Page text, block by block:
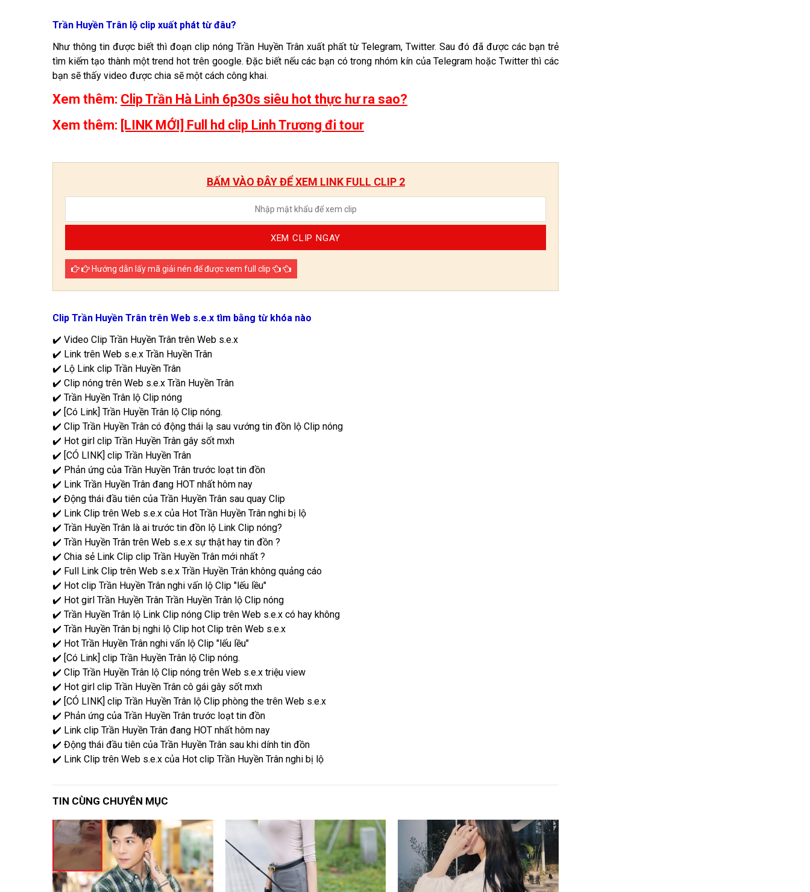
Trần Huyền Trân lộ clip xuất phát từ đâu?
Như thông tin được biết thì đoạn clip nóng Trần Huyền Trân xuất phất từ Telegram, Twitter. Sau đó đã được các bạn trẻ
tìm kiếm tạo thành một trend hot trên google. Đặc biết nếu các bạn có trong nhóm kín của Telegram hoặc Twitter thì các
bạn sẽ thấy video được chia sẽ một cách công khai.
Xem thêm: Clip Trần Hà Linh 6p30s siêu hot thực hư ra sao?
Xem thêm: [LINK MỚI] Full hd clip Linh Trương đi tour
BẤM VÀO ĐÂY ĐỂ XEM LINK FULL CLIP 2
XEM CLIP NGAY
Hướng dẫn lấy mã giải nén để được xem full clip
Clip Trần Huyền Trân trên Web s.e.x tìm bằng từ khóa nào
✔️ Video Clip Trần Huyền Trân trên Web s.e.x
✔️ Link trên Web s.e.x Trần Huyền Trân
✔️ Lộ Link clip Trần Huyền Trân
✔️ Clip nóng trên Web s.e.x Trần Huyền Trân
✔️ Trần Huyền Trân lộ Clip nóng
✔️ [Có Link] Trần Huyền Trân lộ Clip nóng.
✔️ Clip Trần Huyền Trân có động thái lạ sau vướng tin đồn lộ Clip nóng
✔️ Hot girl clip Trần Huyền Trân gây sốt mxh
✔️ [CÓ LINK] clip Trần Huyền Trân
✔️ Phản ứng của Trần Huyền Trân trước loạt tin đồn
✔️ Link Trần Huyền Trân đang HOT nhất hôm nay
✔️ Động thái đầu tiên của Trần Huyền Trân sau quay Clip
✔️ Link Clip trên Web s.e.x của Hot Trần Huyền Trân nghi bị lộ
✔️ Trần Huyền Trân là ai trước tin đồn lộ Link Clip nóng?
✔️ Trần Huyền Trân trên Web s.e.x sự thật hay tin đồn ?
✔️ Chia sẻ Link Clip clip Trần Huyền Trân mới nhất ?
✔️ Full Link Clip trên Web s.e.x Trần Huyền Trân không quảng cáo
✔️ Hot clip Trần Huyền Trân nghi vấn lộ Clip "lếu lều"
✔️ Hot girl Trần Huyền Trân Trần Huyền Trân lộ Clip nóng
✔️ Trần Huyền Trân lộ Link Clip nóng Clip trên Web s.e.x có hay không
✔️ Trần Huyền Trân bị nghi lộ Clip hot Clip trên Web s.e.x
✔️ Hot Trần Huyền Trân nghi vấn lộ Clip "lếu lều"
✔️ [Có Link] clip Trần Huyền Trân lộ Clip nóng.
✔️ Clip Trần Huyền Trân lộ Clip nóng trên Web s.e.x triệu view
✔️ Hot girl clip Trần Huyền Trân cô gái gây sốt mxh
✔️ [CÓ LINK] clip Trần Huyền Trân lộ Clip phòng the trên Web s.e.x
✔️ Phản ứng của Trần Huyền Trân trước loạt tin đồn
✔️ Link clip Trần Huyền Trân đang HOT nhất hôm nay
✔️ Động thái đầu tiên của Trần Huyền Trân sau khi dính tin đồn
✔️ Link Clip trên Web s.e.x của Hot clip Trần Huyền Trân nghi bị lộ
TIN CÙNG CHUYÊN MỤC